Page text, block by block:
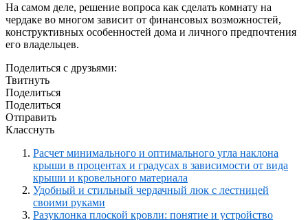
На самом деле, решение вопроса как сделать комнату на
чердаке во многом зависит от финансовых возможностей,
конструктивных особенностей дома и личного предпочтения
его владельцев.
Поделиться с друзьями:
Твитнуть
Поделиться
Поделиться
Отправить
Класснуть
Расчет минимального и оптимального угла наклона
крыши в процентах и градусах в зависимости от вида
крыши и кровельного материала
Удобный и стильный чердачный люк с лестницей
своими руками
Разуклонка плоской кровли: понятие и устройство